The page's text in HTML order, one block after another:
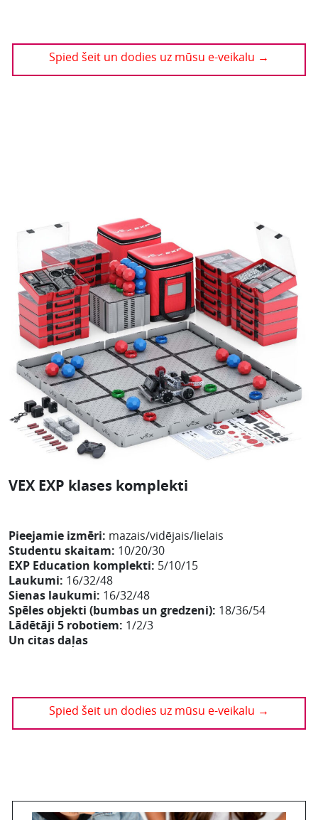
Spied šeit un dodies uz mūsu e-veikalu →
VEX EXP klases komplekti
Pieejamie izmēri: mazais/vidējais/lielais
Studentu skaitam: 10/20/30
EXP Education komplekti: 5/10/15
Laukumi: 16/32/48
Sienas laukumi: 16/32/48
Spēles objekti (bumbas un gredzeni): 18/36/54
Lādētāji 5 robotiem: 1/2/3
Un citas daļas
Spied šeit un dodies uz mūsu e-veikalu →